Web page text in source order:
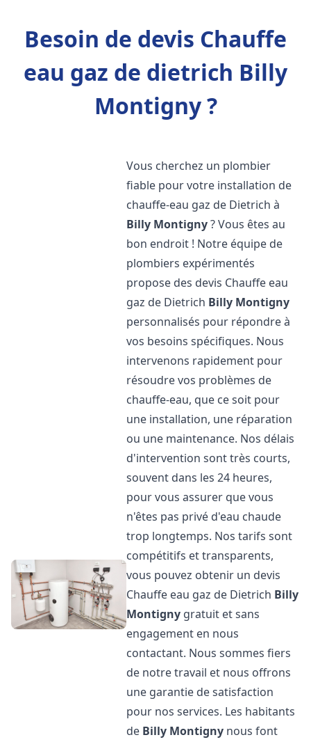
Besoin de devis Chauffe
eau gaz de dietrich Billy
Montigny ?
Vous cherchez un plombier
fiable pour votre installation de
chauffe-eau gaz de Dietrich à
Billy Montigny? Vous êtes au
bon endroit ! Notre équipe de
plombiers expérimentés
propose des devis Chauffe eau
gaz de Dietrich Billy Montigny
personnalisés pour répondre à
vos besoins spécifiques. Nous
intervenons rapidement pour
résoudre vos problèmes de
chauffe-eau, que ce soit pour
une installation, une réparation
ou une maintenance. Nos délais
d'intervention sont très courts,
souvent dans les 24 heures,
pour vous assurer que vous
n'êtes pas privé d'eau chaude
trop longtemps. Nos tarifs sont
compétitifs et transparents,
vous pouvez obtenir un devis
Chauffe eau gaz de Dietrich Billy
Montigny gratuit et sans
engagement en nous
contactant. Nous sommes fiers
de notre travail et nous offrons
une garantie de satisfaction
pour nos services. Les habitants
de Billy Montigny nous font